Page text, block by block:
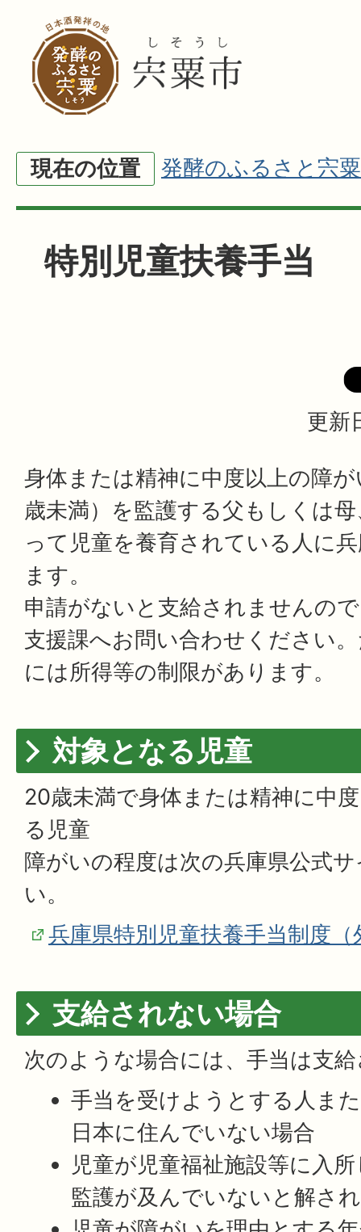
現在の位置 発酵のふるさと宍粟
特別児童扶養手当
更新
身体または精神に中度以上の障
歳未満）を監護する父もしくは
って児童を養育されている人に
ます。
申請がないと支給されませんの
支援課へお問い合わせください
には所得等の制限があります。
対象となる児童
20歳未満で身体または精神に中
る児童
障がいの程度は次の兵庫県公式
い。
兵庫県特別児童扶養手当制度
支給されない場合
次のような場合には、手当は支
手当を受けようとする人ま
日本に住んでいない場合
児童が児童福祉施設等に入
監護が及んでいないと解さ